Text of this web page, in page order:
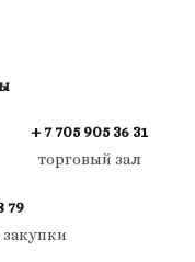
+ 7 705 905 36 31
торговый зал
79
закупки